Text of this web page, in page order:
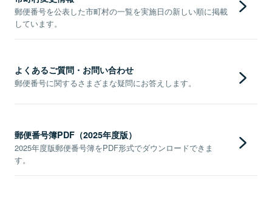
郵便番号を公表した市町村の一覧を実施日の新しい順に掲載
しています。
よくあるご質問・お問い合わせ
郵便番号に関するさまざまな疑問にお答えします。
郵便番号簿PDF（2025年度版）
2025年度版郵便番号簿をPDF形式でダウンロードできま
す。